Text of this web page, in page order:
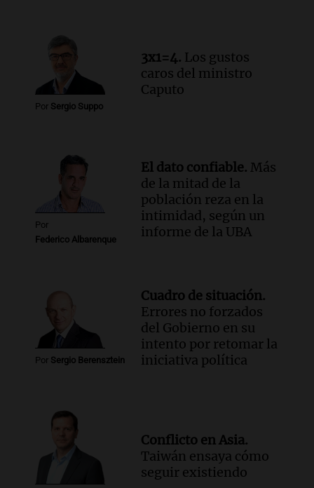
las nuevas detenciones: "En esa casa
todos tenían algo que ver"
Una mañana para todos
Episodios
Audio.Una nutricionista derribó el mito
Una mañana para todos
Episodios
Por Sergio Suppo
3x1=4. Los gustos
caros del ministro
Caputo
Por
Federico Albarenque
El dato confiable. Más
de la mitad de la
población reza en la
intimidad, según un
informe de la UBA
Por Sergio Berensztein
Cuadro de situación.
Errores no forzados
del Gobierno en su
intento por retomar la
iniciativa política
Conflicto en Asia.
Taiwán ensaya cómo
seguir existiendo